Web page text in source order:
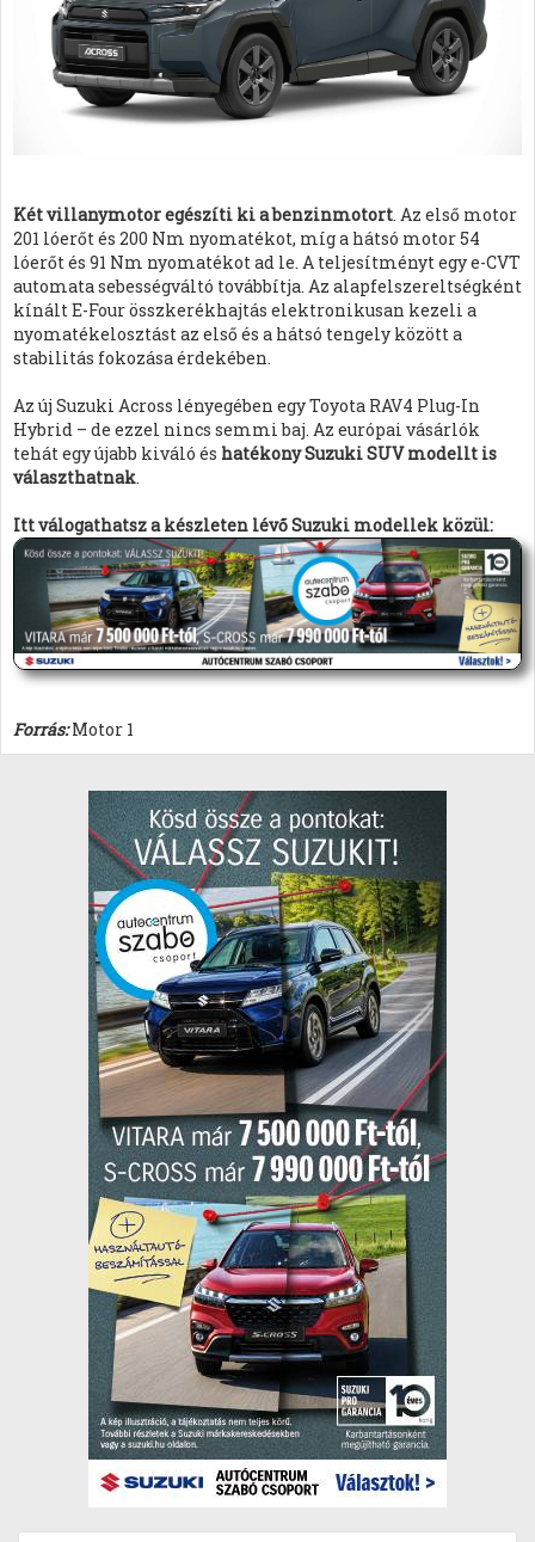
Két villanymotor egészíti ki a benzinmotort. Az első motor
201 lóerőt és 200 Nm nyomatékot, míg a hátsó motor 54
lóerőt és 91 Nm nyomatékot ad le. A teljesítményt egy e-CVT
automata sebességváltó továbbítja. Az alapfelszereltségként
kínált E-Four összkerékhajtás elektronikusan kezeli a
nyomatékelosztást az első és a hátsó tengely között a
stabilitás fokozása érdekében.
Az új Suzuki Across lényegében egy Toyota RAV4 Plug-In
Hybrid – de ezzel nincs semmi baj. Az európai vásárlók
tehát egy újabb kiváló és hatékony Suzuki SUV modellt is
választhatnak.
Itt válogathatsz a készleten lévő Suzuki modellek közül:
Forrás:Motor 1